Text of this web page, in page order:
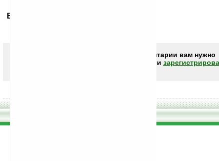
Ваше мнение будет первым.
Чтобы писать комментарии вам нужно
или